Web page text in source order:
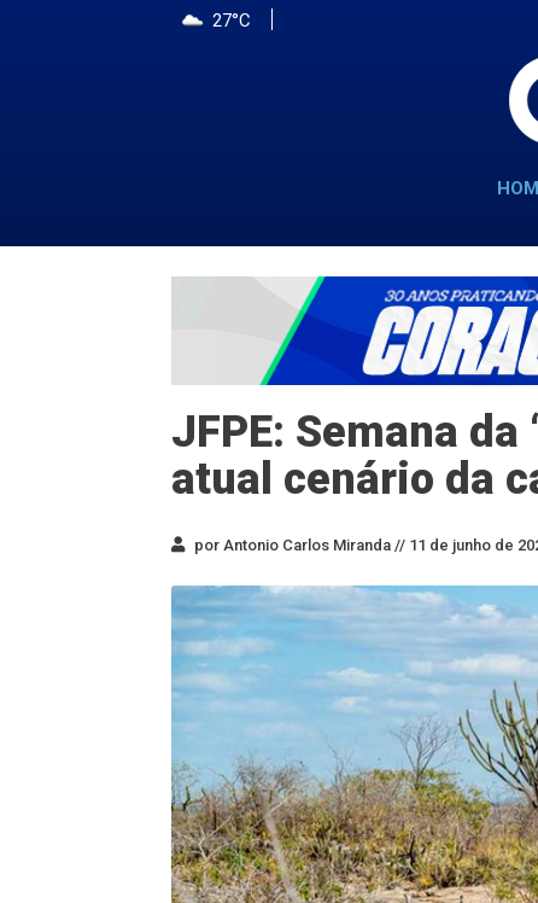
27°C
JFPE: Semana da
atual cenário da
por Antonio Carlos Miranda // 11 de junho de